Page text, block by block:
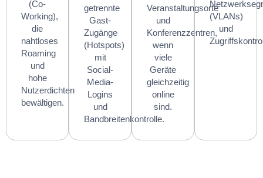
(Co-
Working),
die
nahtloses
Roaming
und
hohe
Nutzerdichten
bewältigen.
getrennte
Gast-
Zugänge
(Hotspots)
mit
Social-
Media-
Logins
und
Bandbreitenkontrolle.
Veranstaltungsorte
und
Konferenzzentren,
wenn
viele
Geräte
gleichzeitig
online
sind.
(VLANs)
und